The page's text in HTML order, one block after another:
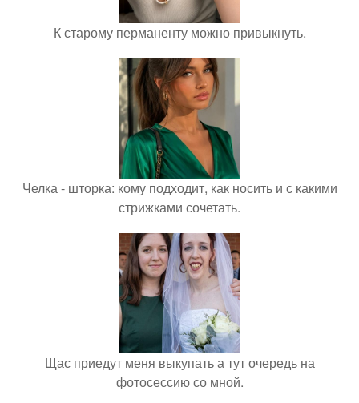
К старому перманенту можно привыкнуть.
Челка - шторка: кому подходит, как носить и с какими
стрижками сочетать.
Щас приедут меня выкупать а тут очередь на
фотосессию со мной.